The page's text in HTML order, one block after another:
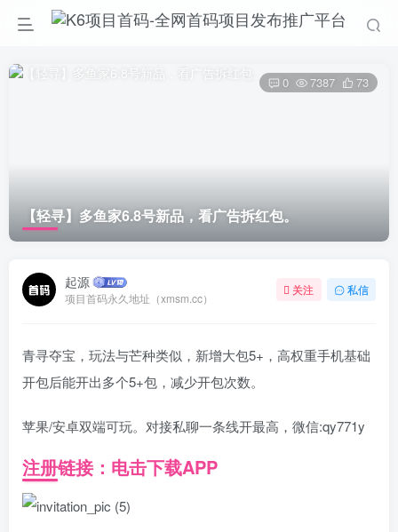
【轻寻】多鱼家6.8号新品，看广告拆红包。
0 7387 73
起源
项目首码永久地址（xmsm.cc）
关注 私信
青寻夺宝，玩法与芒种类似，新增大包5+，高权重手机基础
开包后能开出多个5+包，减少开包次数。
苹果/安卓双端可玩。对接私聊一条线开最高，微信:qy771y
注册链接：电击下载APP